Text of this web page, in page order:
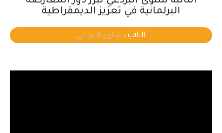
البرلمانية في تعزيز الديمقراطية
النائب : سلوى البردعي